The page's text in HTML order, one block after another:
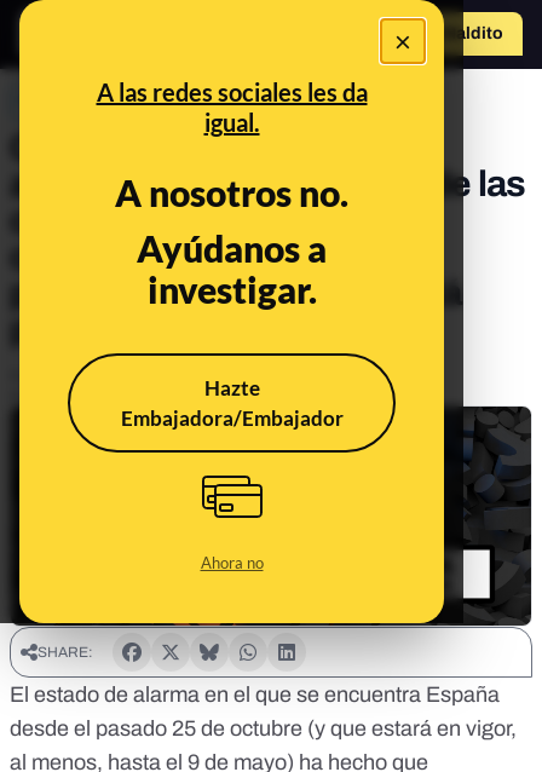
×
A las redes sociales les da
igual.
A nosotros no.
Ayúdanos a
investigar.
Hazte
Embajadora/Embajador
Ahora no
Hazte Maldito
PREBUNKING
Consultorio del estado de
alarma y las restricciones de las
comunidades autónomas:
contestamos a vuestras
preguntas sobre lo que está
Publicado el
Actualizado el
Mar 3, 2021, 12:03:00 PM
SHARE:
El estado de alarma en el que se encuentra España
desde el pasado 25 de octubre (y que estará en vigor,
al menos, hasta el 9 de mayo) ha hecho que